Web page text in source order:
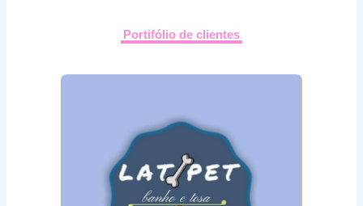
Portifólio de clientes